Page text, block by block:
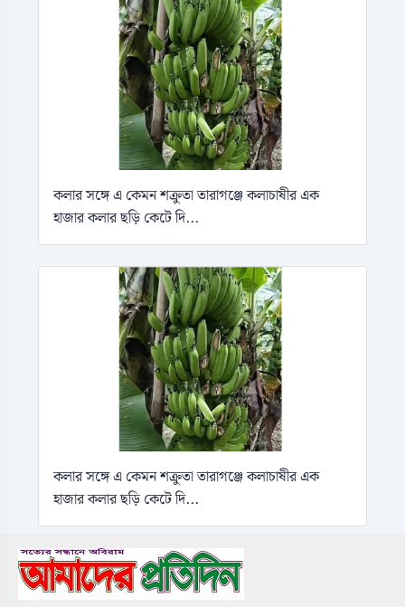
কলার সঙ্গে এ কেমন শক্রুতা তারাগঞ্জে কলাচাষীর এক
হাজার কলার ছড়ি কেটে দি...
কলার সঙ্গে এ কেমন শক্রুতা তারাগঞ্জে কলাচাষীর এক
হাজার কলার ছড়ি কেটে দি...